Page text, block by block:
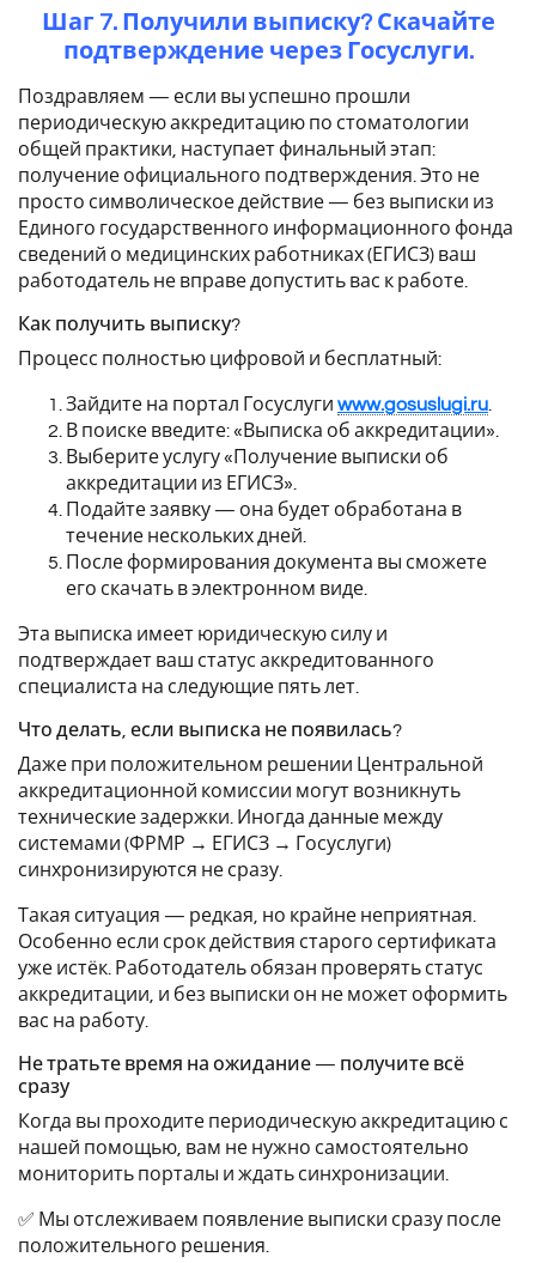
Шаг 7. Получили выписку? Скачайте
подтверждение через Госуслуги.
Поздравляем — если вы успешно прошли
периодическую аккредитацию по стоматологии
общей практики, наступает финальный этап:
получение официального подтверждения. Это не
просто символическое действие — без выписки из
Единого государственного информационного фонда
сведений о медицинских работниках (ЕГИСЗ) ваш
работодатель не вправе допустить вас к работе.
Как получить выписку?
Процесс полностью цифровой и бесплатный:
Зайдите на портал Госуслуги www.gosuslugi.ru
В поиске введите: «Выписка об аккредитации».
Выберите услугу «Получение выписки об
аккредитации из ЕГИСЗ».
Подайте заявку — она будет обработана в
течение нескольких дней.
После формирования документа вы сможете
его скачать в электронном виде.
Эта выписка имеет юридическую силу и
подтверждает ваш статус аккредитованного
специалиста на следующие пять лет.
Что делать, если выписка не появилась?
Даже при положительном решении Центральной
аккредитационной комиссии могут возникнуть
технические задержки. Иногда данные между
системами (ФРМР → ЕГИСЗ → Госуслуги)
синхронизируются не сразу.
Такая ситуация — редкая, но крайне неприятная.
Особенно если срок действия старого сертификата
уже истёк. Работодатель обязан проверять статус
аккредитации, и без выписки он не может оформить
вас на работу.
Не тратьте время на ожидание — получите всё
сразу
Когда вы проходите периодическую аккредитацию с
нашей помощью, вам не нужно самостоятельно
мониторить порталы и ждать синхронизации.
✅ Мы отслеживаем появление выписки сразу после
положительного решения.